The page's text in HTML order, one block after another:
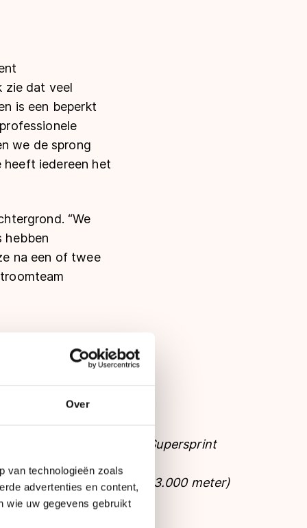
Over
van technologieën zoals
advertenties en content,
wie uw gegevens gebruikt
zie dat veel
is een beperkt
we de sprong
heeft iedereen het
“We
hebben
na een of twee
meter (maar rijdt NK Supersprint
het eerst onder de 4.30 (3.000 meter)